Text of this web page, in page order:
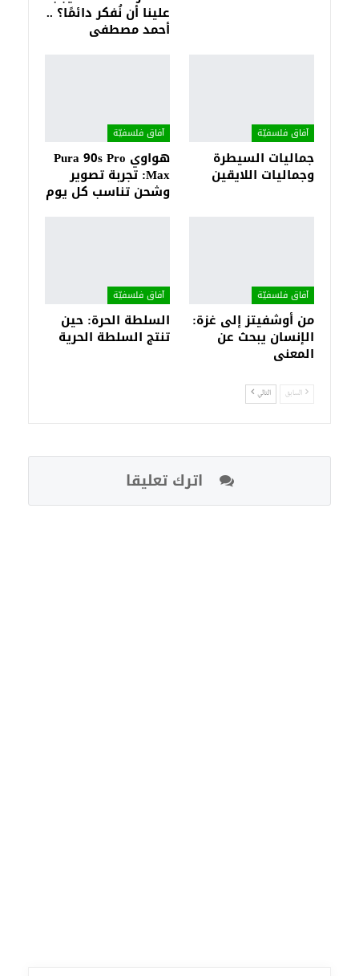
علينا أن نُفكر دائمًا؟ ..
أحمد مصطفى
آفاق فلسفيّة‎
جماليات السيطرة
وجماليات اللايقين
آفاق فلسفيّة‎
هواوي Pura 90s Pro
Max: تجربة تصوير
وشحن تناسب كل يوم
آفاق فلسفيّة‎
من أوشفيتز إلى غزة:
الإنسان يبحث عن
المعنى
آفاق فلسفيّة‎
السلطة الحرة: حين
تنتج السلطة الحرية
السابق التالي
اترك تعليقا